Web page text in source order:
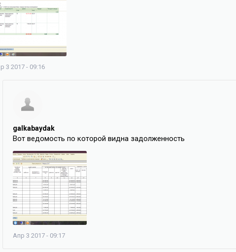
3 2017 - 09:16
galkabaydak
Вот ведомость по которой видна задолженность
Апр 3 2017 - 09:17